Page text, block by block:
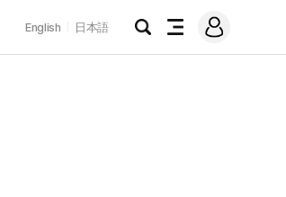
English 日本語
검
전
메
그